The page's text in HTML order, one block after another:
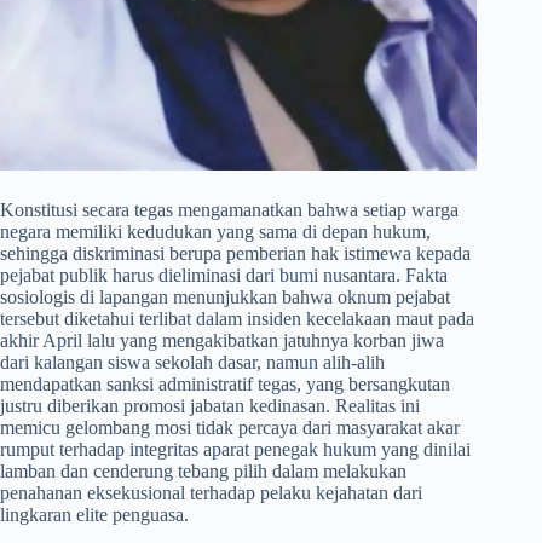
​Konstitusi secara tegas mengamanatkan bahwa setiap warga
negara memiliki kedudukan yang sama di depan hukum,
sehingga diskriminasi berupa pemberian hak istimewa kepada
pejabat publik harus dieliminasi dari bumi nusantara. Fakta
sosiologis di lapangan menunjukkan bahwa oknum pejabat
tersebut diketahui terlibat dalam insiden kecelakaan maut pada
akhir April lalu yang mengakibatkan jatuhnya korban jiwa
dari kalangan siswa sekolah dasar, namun alih-alih
mendapatkan sanksi administratif tegas, yang bersangkutan
justru diberikan promosi jabatan kedinasan. Realitas ini
memicu gelombang mosi tidak percaya dari masyarakat akar
rumput terhadap integritas aparat penegak hukum yang dinilai
lamban dan cenderung tebang pilih dalam melakukan
penahanan eksekusional terhadap pelaku kejahatan dari
lingkaran elite penguasa.